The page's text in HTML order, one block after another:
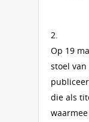
2.
Op 19
stoel
die als